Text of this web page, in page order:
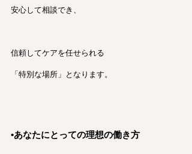
安心して相談でき、
信頼してケアを任せられる
「特別な場所」となります。
•あなたにとっての理想の働き方